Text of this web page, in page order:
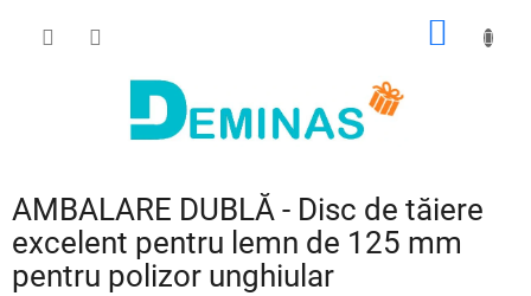
COŞ
AMBALARE DUBLĂ - Disc de tăiere
excelent pentru lemn de 125 mm
pentru polizor unghiular